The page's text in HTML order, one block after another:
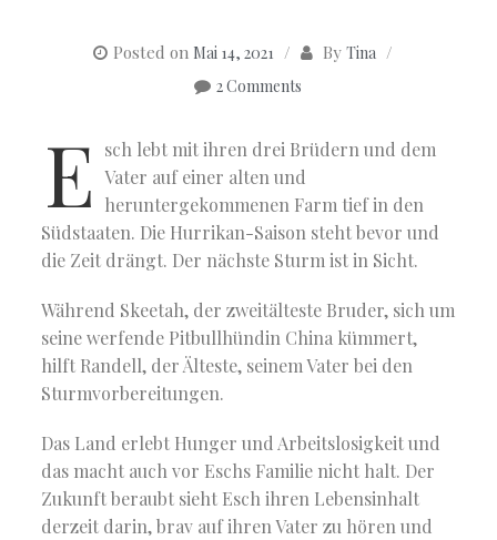
Posted on Mai 14, 2021 By Tina
2 Comments
E
sch lebt mit ihren drei Brüdern und dem
Vater auf einer alten und
heruntergekommenen Farm tief in den
Südstaaten. Die Hurrikan-Saison steht bevor und
die Zeit drängt. Der nächste Sturm ist in Sicht.
Während Skeetah, der zweitälteste Bruder, sich um
seine werfende Pitbullhündin China kümmert,
hilft Randell, der Älteste, seinem Vater bei den
Sturmvorbereitungen.
Das Land erlebt Hunger und Arbeitslosigkeit und
das macht auch vor Eschs Familie nicht halt. Der
Zukunft beraubt sieht Esch ihren Lebensinhalt
derzeit darin, brav auf ihren Vater zu hören und